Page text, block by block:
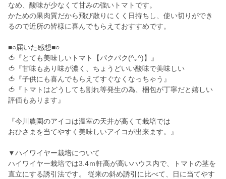
なめ、酸味が少なくて甘みの強いトマトです。
かための果肉質だから飛び散りにくく日持ちし、使い切りができ
るので近所の皆様に喜んでもらえておすすめです。
■○届いた感想■○
🍅『とても美味しいトマト【パクパク(^｡^)】』
🍅『甘味もあり味が濃く、ちょうどいい酸味で美味しい
🍅『子供にも喜んでもらえてすぐなくなっちゃう』
🍅『トマトはどうしても割れ等発生の為、梱包が丁寧だと嬉しい
評価もあります』
『今川農園のアイコは温室の天井が高くて栽培では
おひさまを当てやすく美味しいアイコが出来ます。』
▼ハイワイヤー栽培について
ハイワイヤー栽培では3.4ｍ軒高が高いハウス内で、トマトの茎を
直立にする誘引法です。 従来の斜め誘引に比べて、日に当てやす